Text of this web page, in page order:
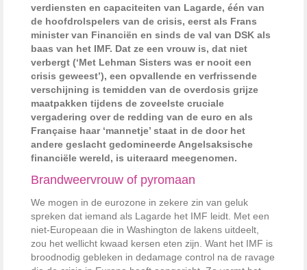
verdiensten en capaciteiten van Lagarde, één van
de hoofdrolspelers van de crisis, eerst als Frans
minister van Financiën en sinds de val van DSK als
baas van het IMF. Dat ze een vrouw is, dat niet
verbergt (‘Met Lehman Sisters was er nooit een
crisis geweest’), een opvallende en verfrissende
verschijning is temidden van de overdosis grijze
maatpakken tijdens de zoveelste cruciale
vergadering over de redding van de euro en als
Française haar ‘mannetje’ staat in de door het
andere geslacht gedomineerde Angelsaksische
financiële wereld, is uiteraard meegenomen.
Brandweervrouw of pyromaan
We mogen in de eurozone in zekere zin van geluk
spreken dat iemand als Lagarde het IMF leidt. Met een
niet-Europeaan die in Washington de lakens uitdeelt,
zou het wellicht kwaad kersen eten zijn. Want het IMF is
broodnodig gebleken in dedamage control na de ravage